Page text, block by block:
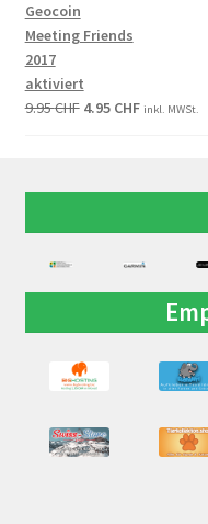
Geocoin
Meeting Friends
2017
aktiviert
9.95CHF 4.95 CHF inkl. MWSt.